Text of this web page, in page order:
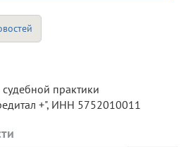
+", ИНН 5752010011